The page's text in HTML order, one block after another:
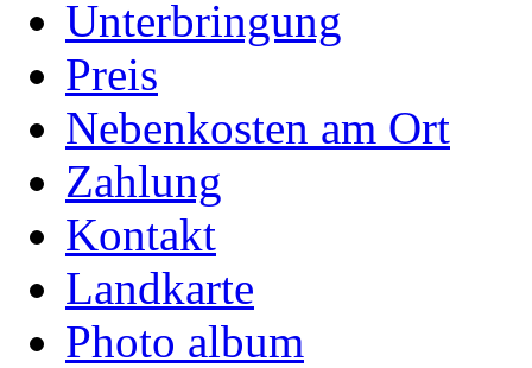
Unterbringung
Preis
Nebenkosten am Ort
Zahlung
Kontakt
Landkarte
Photo album